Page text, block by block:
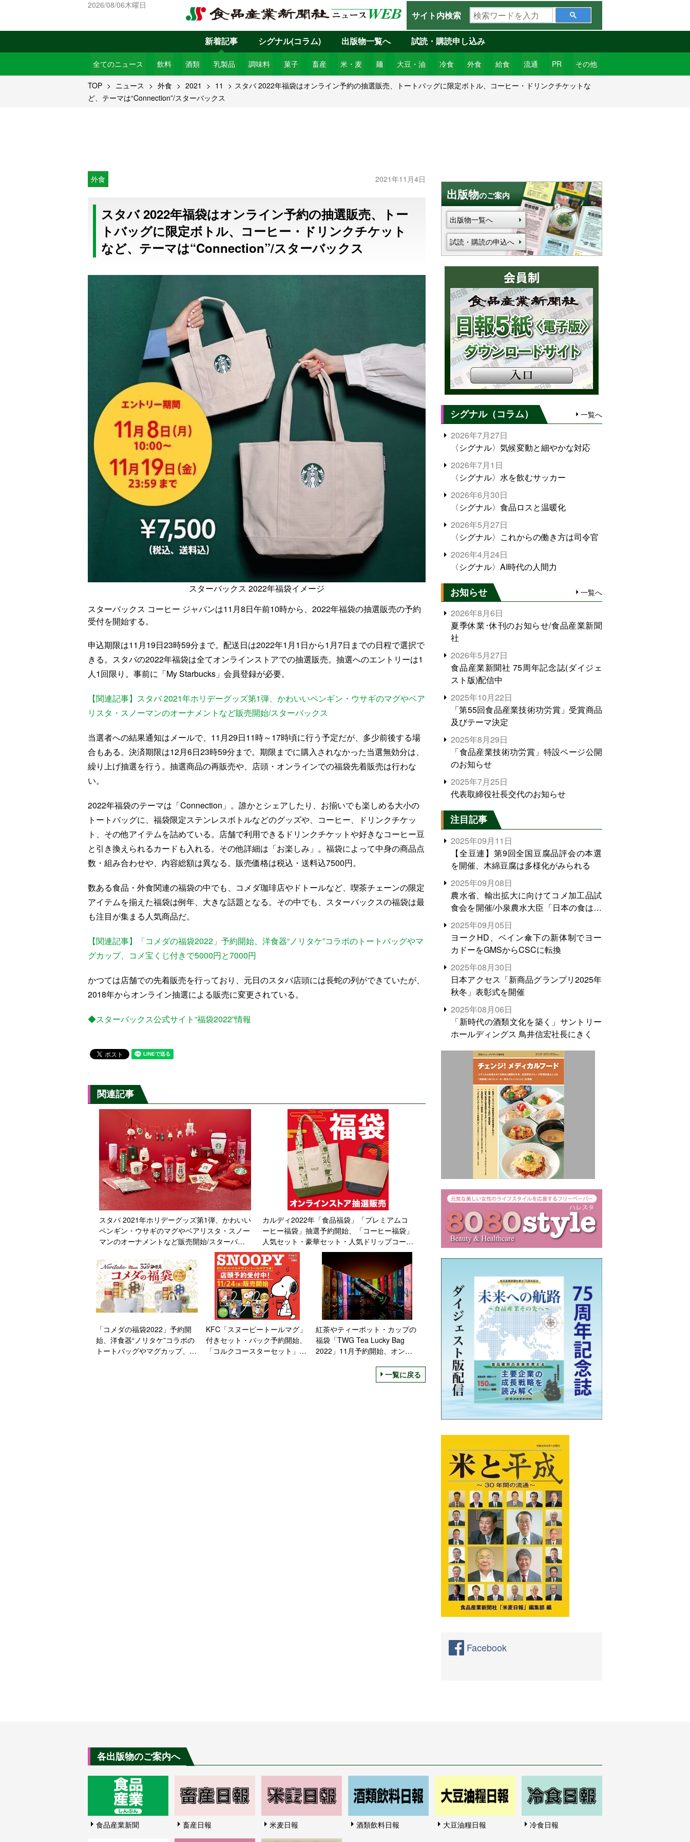
2026/08/06木曜日
サイト内検索
検
索
ワ
ー
ド
を
入
新着記事
全てのニュース 飲料 酒類 乳製品 調味料 菓子 畜産 米・麦 麺 大豆・油 冷食 外食 給食 流通 PR その他
シグナル(コラム) 出版物一覧へ 試読・購読申し込み
TOP ニュース 外食 2021 11
スタバ 2022年福袋はオンライン予約の抽選販売、トートバッグに限定ボトル、コーヒー・ドリンクチケットな
ど、テーマは“Connection”/スターバックス
外食 2021年11月4日
スタバ 2022年福袋はオンライン予約の抽選販売、トー
トバッグに限定ボトル、コーヒー・ドリンクチケット
など、テーマは“Connection”/スターバックス
スターバックス 2022年福袋イメージ
スターバックス コーヒー ジャパンは11月8日午前10時から、2022年福袋の抽選販売の予約
受付を開始する。
申込期限は11月19日23時59分まで。配送日は2022年1月1日から1月7日までの日程で選択で
きる。スタバの2022年福袋は全てオンラインストアでの抽選販売。抽選へのエントリーは1
人1回限り。事前に「My Starbucks」会員登録が必要。
【関連記事】スタバ 2021年ホリデーグッズ第1弾、かわいいペンギン・ウサギのマグやベア
リスタ・スノーマンのオーナメントなど販売開始/スターバックス
当選者への結果通知はメールで、11月29日11時～17時頃に行う予定だが、多少前後する場
合もある。決済期限は12月6日23時59分まで。期限までに購入されなかった当選無効分は、
繰り上げ抽選を行う。抽選商品の再販売や、店頭・オンラインでの福袋先着販売は行わな
い。
2022年福袋のテーマは「Connection」。誰かとシェアしたり、お揃いでも楽しめる大小の
トートバッグに、福袋限定ステンレスボトルなどのグッズや、コーヒー、ドリンクチケッ
ト、その他アイテムを詰めている。店舗で利用できるドリンクチケットや好きなコーヒー豆
と引き換えられるカードも入れる。その他詳細は「お楽しみ」。福袋によって中身の商品点
数・組み合わせや、内容総額は異なる。販売価格は税込・送料込7500円。
数ある食品・外食関連の福袋の中でも、コメダ珈琲店やドトールなど、喫茶チェーンの限定
アイテムを揃えた福袋は例年、大きな話題となる。その中でも、スターバックスの福袋は最
も注目が集まる人気商品だ。
【関連記事】「コメダの福袋2022」予約開始、洋食器“ノリタケ”コラボのトートバッグやマ
グカップ、コメ宝くじ付きで5000円と7000円
かつては店舗での先着販売を行っており、元日のスタバ店頭には長蛇の列ができていたが、
2018年からオンライン抽選による販売に変更されている。
◆スターバックス公式サイト“福袋2022”情報
関連記事
スタバ 2021年ホリデーグッズ第1弾、かわいい
ペンギン・ウサギのマグやベアリスタ・スノー
マンのオーナメントなど販売開始/スターバッ
カルディ2022年「食品福袋」「プレミアムコ
ーヒー福袋」抽選予約開始、「コーヒー福袋」
人気セット・豪華セット・人気ドリップコーヒ
ーセットは元日発売
「コメダの福袋2022」予約開
始、洋食器“ノリタケ”コラボの
トートバッグやマグカップ、コ
KFC「スヌーピートールマグ」
付きセット・パック予約開始、
「コルクコースターセット」付
紅茶やティーポット・カップの
福袋「TWG Tea Lucky Bag
2022」11月予約開始、オンラ
一覧に戻る
出版物のご案内
出版物一覧へ
試読・購読の申込へ
シグナル（コラム） 一覧へ
2026年7月27日
〈シグナル〉気候変動と細やかな対応
2026年7月1日
〈シグナル〉水を飲むサッカー
2026年6月30日
〈シグナル〉食品ロスと温暖化
2026年5月27日
〈シグナル〉これからの働き方は司令官
2026年4月24日
〈シグナル〉AI時代の人間力
お知らせ 一覧へ
2026年8月6日
夏季休業･休刊のお知らせ/食品産業新聞
社
2026年5月27日
食品産業新聞社 75周年記念誌(ダイジェ
スト版)配信中
2025年10月22日
「第55回食品産業技術功労賞」受賞商品
及びテーマ決定
2025年8月29日
「食品産業技術功労賞」特設ページ公開
のお知らせ
2025年7月25日
代表取締役社長交代のお知らせ
注目記事
2025年09月11日
【全豆連】第9回全国豆腐品評会の本選
を開催、木綿豆腐は多様化がみられる
2025年09月08日
農水省、輸出拡大に向けてコメ加工品試
食会を開催/小泉農水大臣「日本の食は世
界でトップをとれる。米増産に向けて、
米輸出需要の拡大を」
2025年09月05日
ヨークHD、ベイン傘下の新体制でヨー
カドーをGMSからCSCに転換
2025年08月30日
日本アクセス「新商品グランプリ2025年
秋冬」表彰式を開催
2025年08月06日
「新時代の酒類文化を築く」サントリー
ホールディングス 鳥井信宏社長にきく
Facebook
各出版物のご案内へ
食品産業新聞 畜産日報 米麦日報 酒類飲料日報 大豆油糧日報 冷食日報